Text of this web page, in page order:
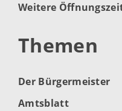
Weitere
Themen
Der Bürgermeister
Amtsblatt